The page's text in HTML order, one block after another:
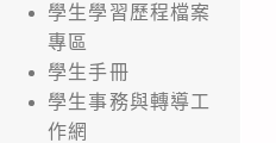
學生學習歷程檔案
專區
學生手冊
學生事務與轉導工
作網